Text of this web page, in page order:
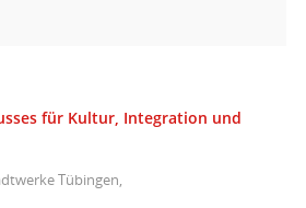
für Kultur, Integration und
Tübingen,